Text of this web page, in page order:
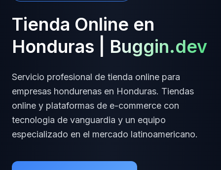
Tienda Online en
Honduras
Buggin.dev
Servicio profesional de tienda online para
empresas hondurenas en Honduras. Tiendas
online y plataformas de e-commerce con
tecnologia de vanguardia y un equipo
especializado en el mercado latinoamericano.